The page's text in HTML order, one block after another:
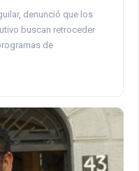
denunció que los
buscan retroceder
de